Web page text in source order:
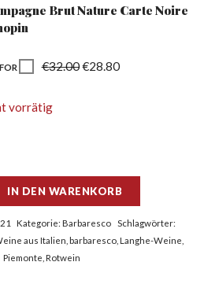
Brut Nature Carte Noire
€32.00€28.80
vorrätig
IN DEN WARENKORB
Kategorie:Barbaresco
Schlagwörter:
aus Italien barbaresco Langhe-Weine
Piemonte Rotwein